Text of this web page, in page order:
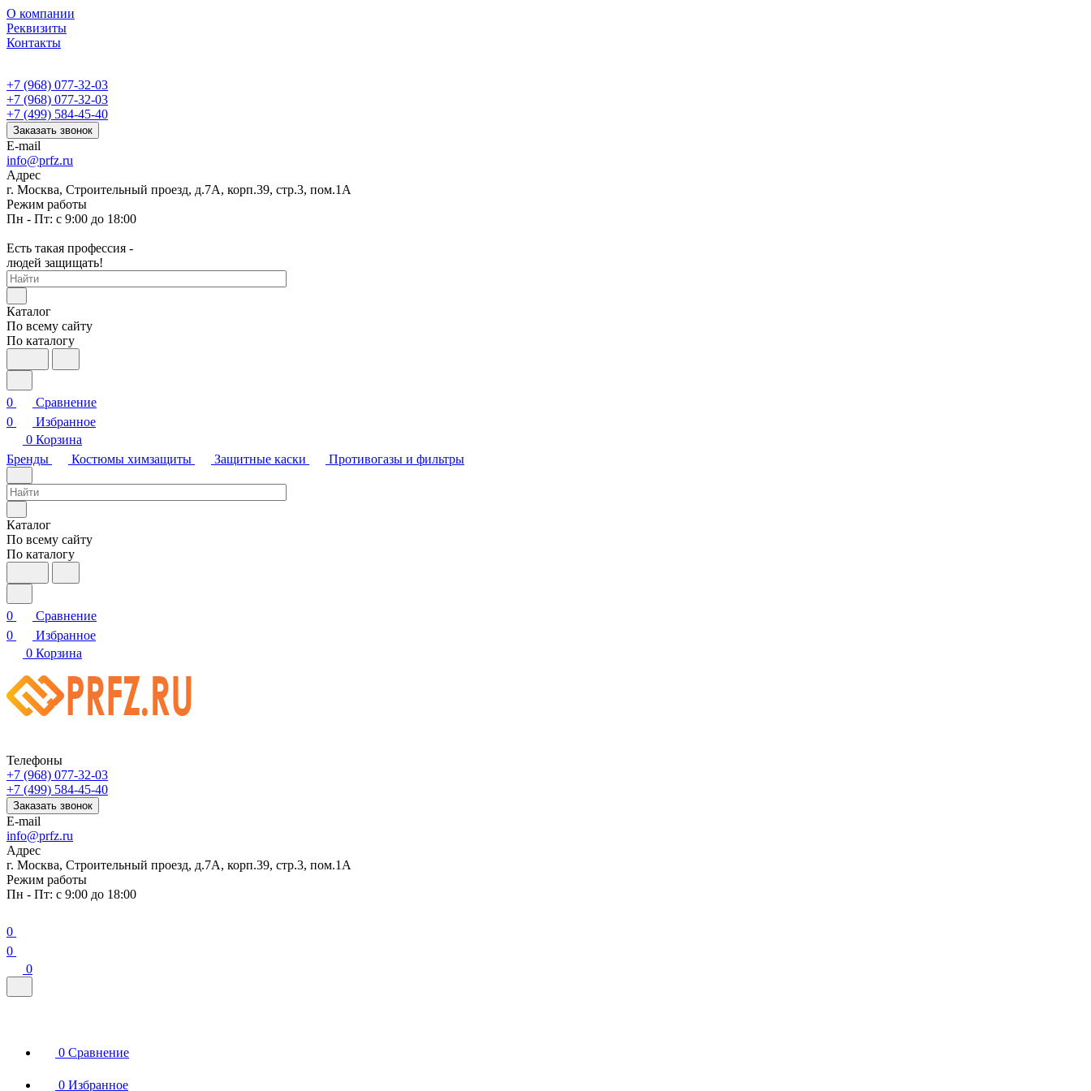
О компании
Реквизиты
Контакты
+7 (968) 077-32-03
+7 (968) 077-32-03
+7 (499) 584-45-40
Заказать звонок
E-mail
info@prfz.ru
Адрес
г. Москва, Строительный проезд, д.7А, корп.39, стр.3, пом.1А
Режим работы
Пн - Пт: с 9:00 до 18:00
Есть такая профессия -
людей защищать!
Каталог
По всему сайту
По каталогу
0
Сравнение
0
Избранное
0 Корзина
Бренды
Костюмы химзащиты Защитные каски Противогазы и фильтры
Каталог
По всему сайту
По каталогу
0
Сравнение
0
Избранное
0 Корзина
Телефоны
+7 (968) 077-32-03
+7 (499) 584-45-40
Заказать звонок
E-mail
info@prfz.ru
Адрес
г. Москва, Строительный проезд, д.7А, корп.39, стр.3, пом.1А
Режим работы
Пн - Пт: с 9:00 до 18:00
0
0
0
0 Сравнение
0 Избранное